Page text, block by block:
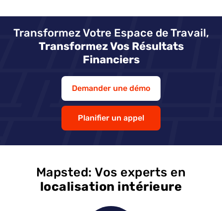
Transformez Votre Espace de Travail,
Transformez Vos Résultats
Financiers
Demander une démo
Planifier un appel
Mapsted: Vos experts en
localisation intérieure